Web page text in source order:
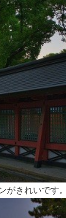
がきれいです